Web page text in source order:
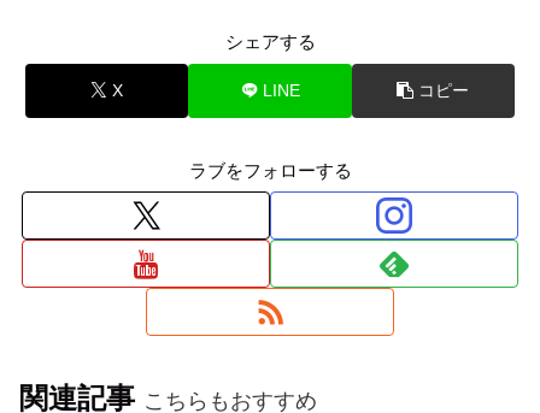
シェアする
X LINE コピー
ラブをフォローする
関連記事 こちらもおすすめ